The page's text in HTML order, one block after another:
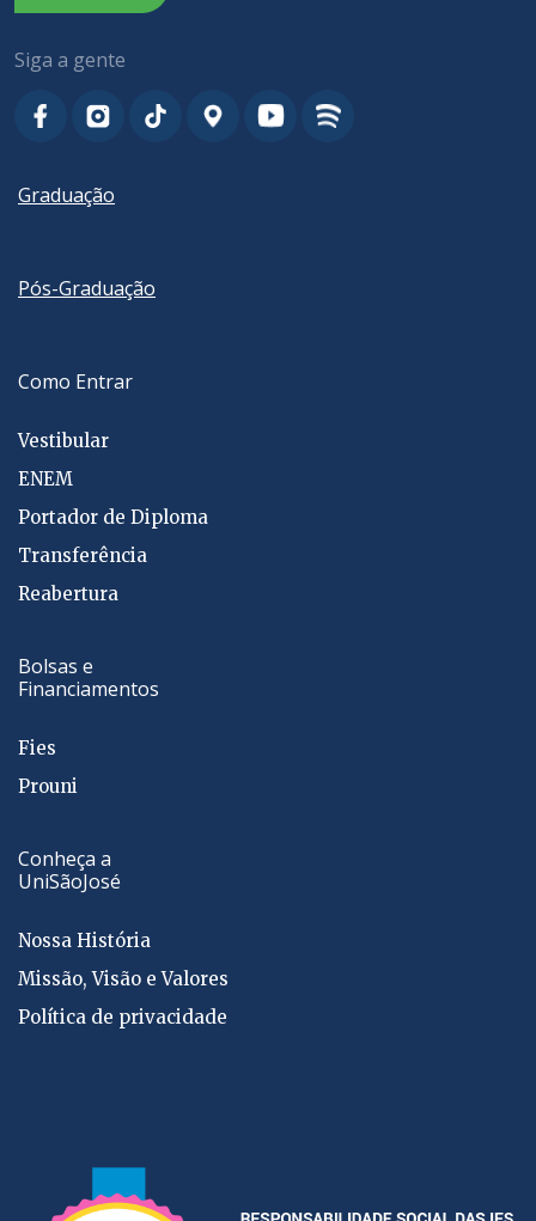
Siga a gente
Graduação
Pós-Graduação
Como Entrar
Vestibular
ENEM
Portador de Diploma
Transferência
Reabertura
Bolsas e
Financiamentos
Fies
Prouni
Conheça a
UniSãoJosé
Nossa História
Missão, Visão e Valores
Política de privacidade